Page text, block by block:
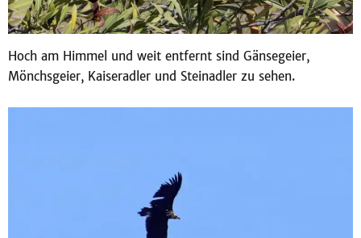
Hoch am Himmel und weit entfernt sind Gänsegeier,
Mönchsgeier, Kaiseradler und Steinadler zu sehen.